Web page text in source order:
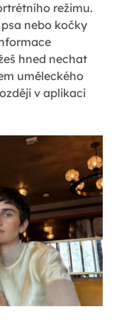
režimu.
nebo kočky
hned nechat
uměleckého
v aplikaci